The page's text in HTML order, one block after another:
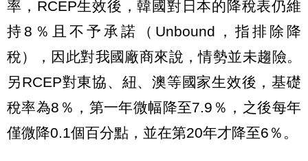
率，RCEP生效後，韓國對日本的降稅表仍維
持8％且不予承諾（Unbound，指排除降
稅），因此對我國廠商來說，情勢並未趨險。
另RCEP對東協、紐、澳等國家生效後，基礎
稅率為8％，第一年微幅降至7.9％，之後每年
僅微降0.1個百分點，並在第20年才降至6％。